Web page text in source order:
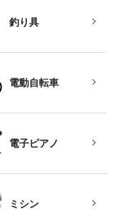
釣り具
電動自転車
電子ピアノ
ミシン